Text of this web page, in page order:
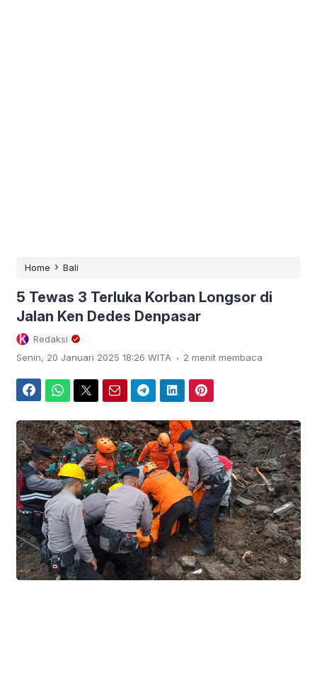
Home › Bali
5 Tewas 3 Terluka Korban Longsor di
Jalan Ken Dedes Denpasar
Redaksi
Senin, 20 Januari 2025 18:26 WITA . 2 menit membaca